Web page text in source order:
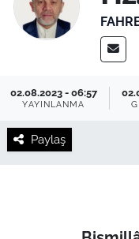
02.08.2023 - 06:57
YAYINLANMA
Paylaş